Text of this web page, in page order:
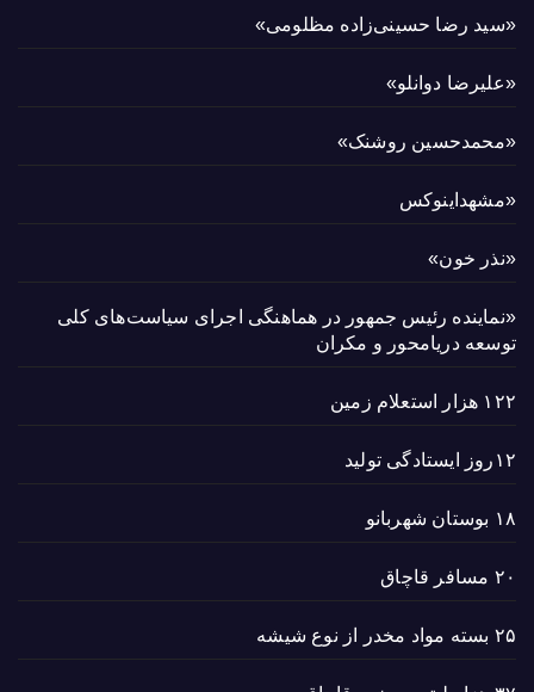
«سید رضا حسینی‌زاده مظلومی»
«علیرضا دوانلو»
«محمدحسین روشنک»
«مشهداینوکس
«نذر خون»
«نماینده رئیس جمهور در هماهنگی اجرای سیاست‌های کلی
توسعه دریامحور و مکران
۱۲۲ هزار استعلام زمین
۱۲روز ایستادگی تولید
۱۸ بوستان شهربانو
۲۰ مسافر قاچاق
۲۵ بسته مواد مخدر از نوع شیشه